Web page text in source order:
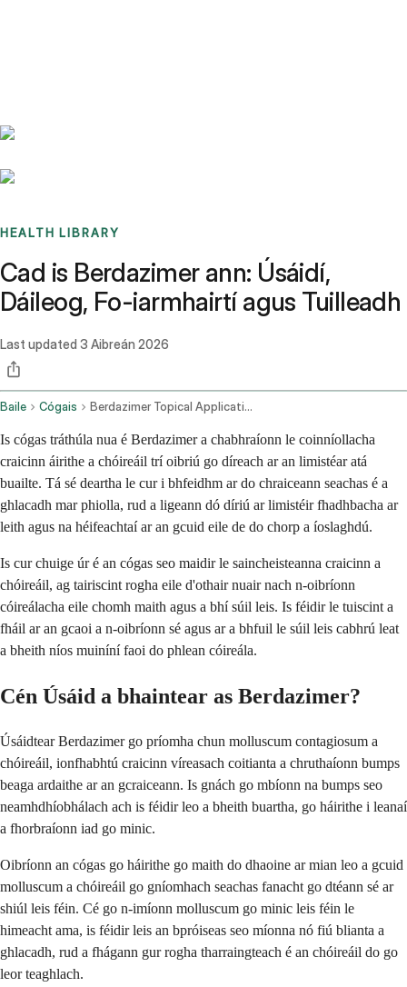
HEALTH LIBRARY
Cad is Berdazimer ann: Úsáidí,
Dáileog, Fo-iarmhairtí agus Tuilleadh
Last updated 3 Aibreán 2026
Baile Cógais Berdazimer Topical Application Route
Is cógas tráthúla nua é Berdazimer a chabhraíonn le coinníollacha
craicinn áirithe a chóireáil trí oibriú go díreach ar an limistéar atá
buailte. Tá sé deartha le cur i bhfeidhm ar do chraiceann seachas é a
ghlacadh mar phiolla, rud a ligeann dó díriú ar limistéir fhadhbacha ar
leith agus na héifeachtaí ar an gcuid eile de do chorp a íoslaghdú.
Is cur chuige úr é an cógas seo maidir le saincheisteanna craicinn a
chóireáil, ag tairiscint rogha eile d'othair nuair nach n-oibríonn
cóireálacha eile chomh maith agus a bhí súil leis. Is féidir le tuiscint a
fháil ar an gcaoi a n-oibríonn sé agus ar a bhfuil le súil leis cabhrú leat
a bheith níos muiníní faoi do phlean cóireála.
Cén Úsáid a bhaintear as Berdazimer?
Úsáidtear Berdazimer go príomha chun molluscum contagiosum a
chóireáil, ionfhabhtú craicinn víreasach coitianta a chruthaíonn bumps
beaga ardaithe ar an gcraiceann. Is gnách go mbíonn na bumps seo
neamhdhíobhálach ach is féidir leo a bheith buartha, go háirithe i leanaí
a fhorbraíonn iad go minic.
Oibríonn an cógas go háirithe go maith do dhaoine ar mian leo a gcuid
molluscum a chóireáil go gníomhach seachas fanacht go dtéann sé ar
shiúl leis féin. Cé go n-imíonn molluscum go minic leis féin le
himeacht ama, is féidir leis an bpróiseas seo míonna nó fiú blianta a
ghlacadh, rud a fhágann gur rogha tharraingteach é an chóireáil do go
leor teaghlach.